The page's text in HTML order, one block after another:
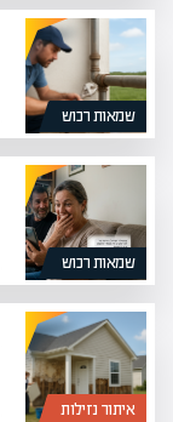
שמאות רכוש
שמאות רכוש
איתור נזילות